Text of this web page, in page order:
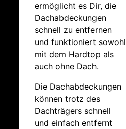
ermöglicht es Dir, die
Dachabdeckungen
schnell zu entfernen
und funktioniert sowohl
mit dem Hardtop als
auch ohne Dach.
Die Dachabdeckungen
können trotz des
Dachträgers schnell
und einfach entfernt